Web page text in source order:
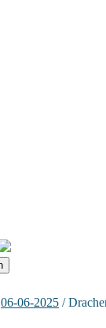
06-06-2025 /